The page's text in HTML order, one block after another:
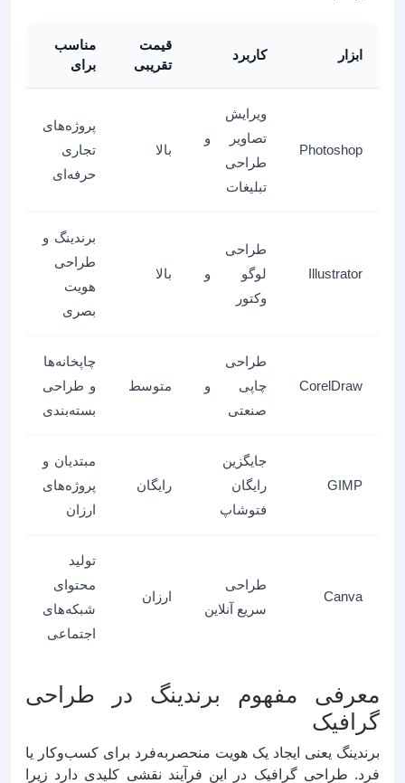
ابزار کاربرد
قیمت
تقریبی
مناسب
برای
Photoshop
ویرایش
تصاویر و
طراحی
تبلیغات
بالا
پروژه‌های
تجاری
حرفه‌ای
Illustrator
طراحی
لوگو و
وکتور
بالا
برندینگ و
طراحی
هویت
بصری
CorelDraw
طراحی
چاپی و
صنعتی
متوسط
چاپخانه‌ها
و طراحی
بسته‌بندی
GIMP
جایگزین
رایگان
فتوشاپ
رایگان
مبتدیان و
پروژه‌های
ارزان
Canva
طراحی
سریع آنلاین
ارزان
تولید
محتوای
شبکه‌های
اجتماعی
معرفی مفهوم برندینگ در طراحی
گرافیک
برندینگ یعنی ایجاد یک هویت منحصربه‌فرد برای کسب‌وکار یا
فرد. طراحی گرافیک در این فرآیند نقشی کلیدی دارد زیرا